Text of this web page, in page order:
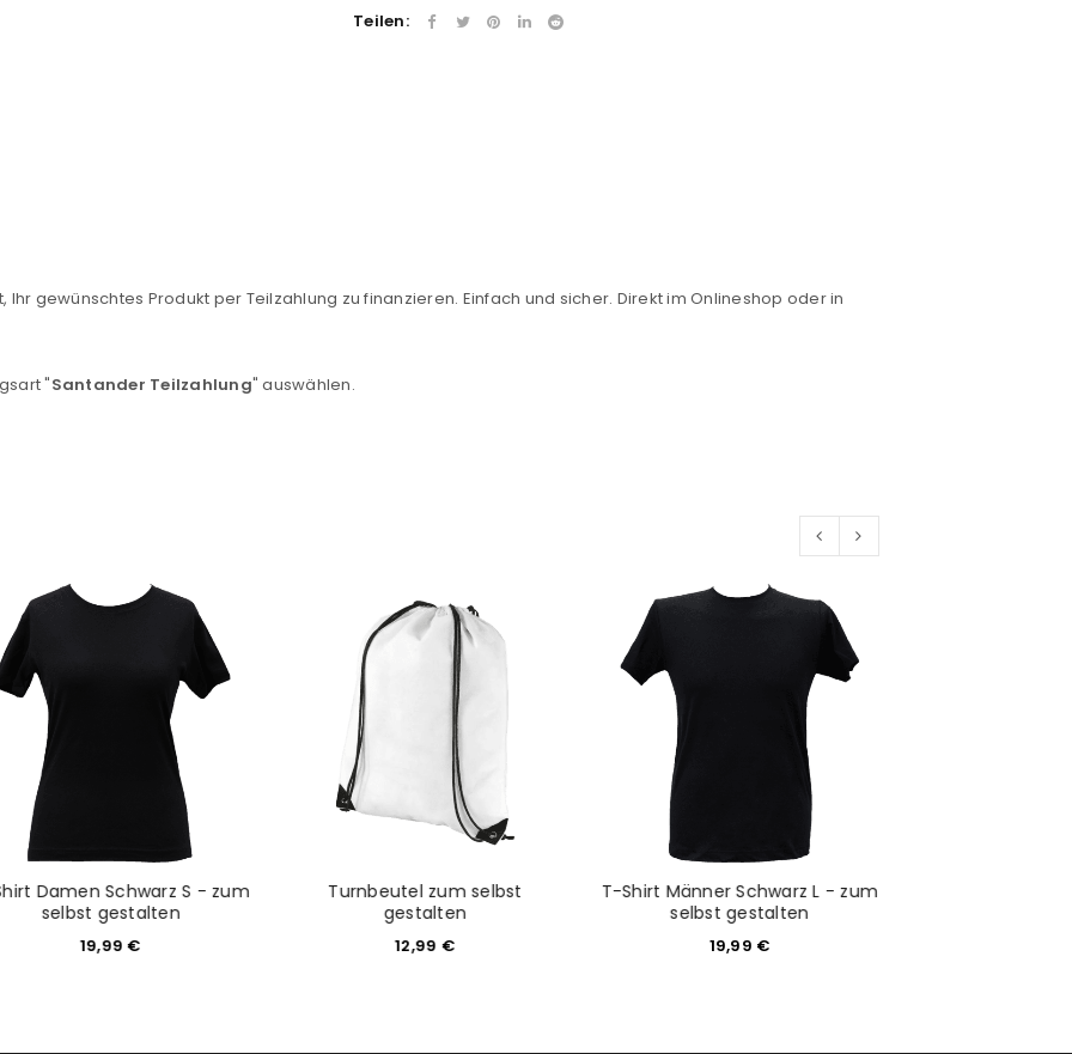
durch
bleiben
Please select all the ways you would like to hear from us
Ich stimme zu
Ja, ich möchte ein Kundenkonto eröffnen und akzeptiere die
Datenschutzerklärung
Teilen:
gewünschtes Produkt per Teilzahlung zu finanzieren. Einfach und sicher. Direkt im Onlineshop oder in
"Santander Teilzahlung" auswählen.
Damen Schwarz S - zum
selbst gestalten
19,99€
Turnbeutel zum selbst
gestalten
12,99 €
T-Shirt Männer Schwarz L - zum
selbst gestalten
19,99 €